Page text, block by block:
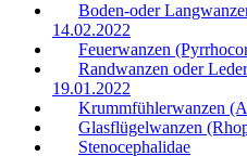
Boden-oder
14.02.2022
Feuerwanzen
Randwanzen oder
19.01.2022
Krummfühlerwanzen
Glasflügelwanzen
Stenocephalidae